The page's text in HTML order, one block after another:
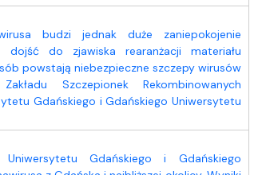
budzi jednak duże zaniepokojenie
do zjawiska rearanżacji materiału
powstają niebezpieczne szczepy wirusów
Szczepionek Rekombinowanych
Gdańskiego i Gdańskiego Uniwersytetu
Gdańskiego i Gdańskiego